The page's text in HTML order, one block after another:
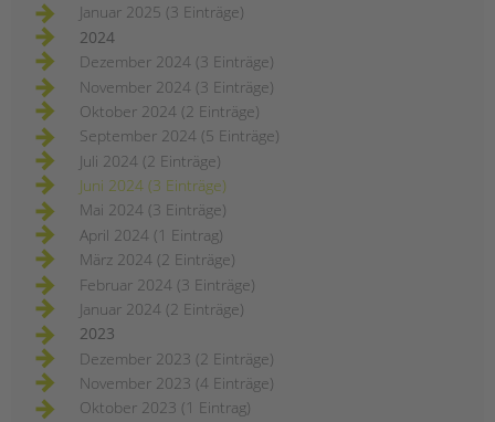
Januar 2025 (3 Einträge)
2024
Dezember 2024 (3 Einträge)
November 2024 (3 Einträge)
Oktober 2024 (2 Einträge)
September 2024 (5 Einträge)
Juli 2024 (2 Einträge)
Juni 2024 (3 Einträge)
Mai 2024 (3 Einträge)
April 2024 (1 Eintrag)
März 2024 (2 Einträge)
Februar 2024 (3 Einträge)
Januar 2024 (2 Einträge)
2023
Dezember 2023 (2 Einträge)
November 2023 (4 Einträge)
Oktober 2023 (1 Eintrag)